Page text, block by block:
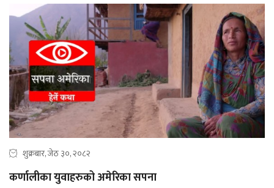
शुक्रबार, जेठ ३०, २०८२
कर्णालीका युवाहरुको अमेरिका सपना